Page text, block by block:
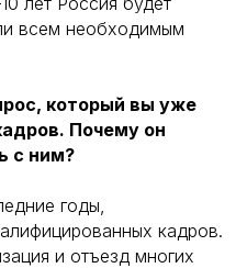
всем необходимым
который вы уже
Почему он
с ним?
годы,
кадров.
и отъезд многих